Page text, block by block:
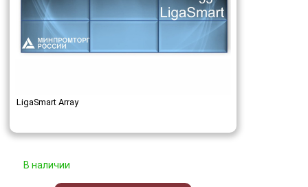
LigaSmart Array
В наличии